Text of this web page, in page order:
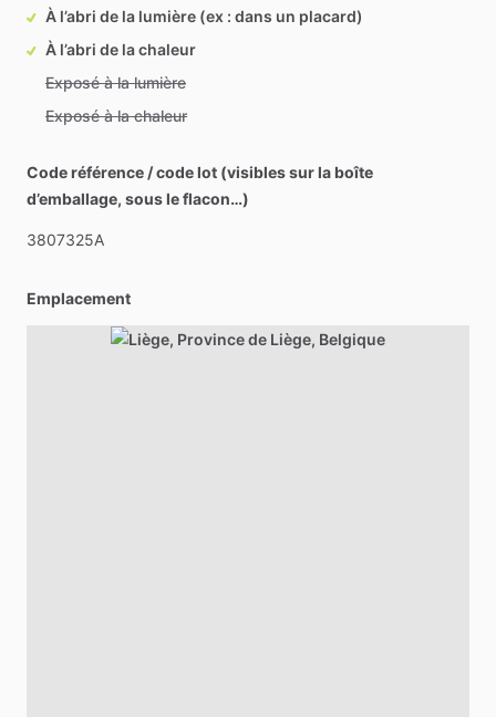
À l’abri de la lumière (ex : dans un placard)
À l’abri de la chaleur
Exposé à la lumière
Exposé à la chaleur
Code référence / code lot (visibles sur la boîte
d’emballage, sous le flacon…)
3807325A
Emplacement